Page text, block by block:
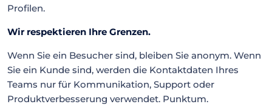
Profilen.
Wir respektieren Ihre Grenzen.
Wenn Sie ein Besucher sind, bleiben Sie anonym. Wenn
Sie ein Kunde sind, werden die Kontaktdaten Ihres
Teams nur für Kommunikation, Support oder
Produktverbesserung verwendet. Punktum.